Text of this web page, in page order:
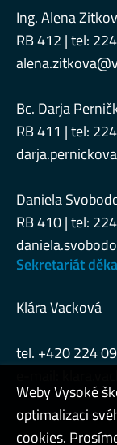
Ing. Alena
RB 412 | tel:
Bc. Darja
RB 411 | tel:
Daniela
RB 410 | tel:
Sekretariát
Klára Vacková
tel. +420 224
Weby Vysoké
optimalizaci
cookies.